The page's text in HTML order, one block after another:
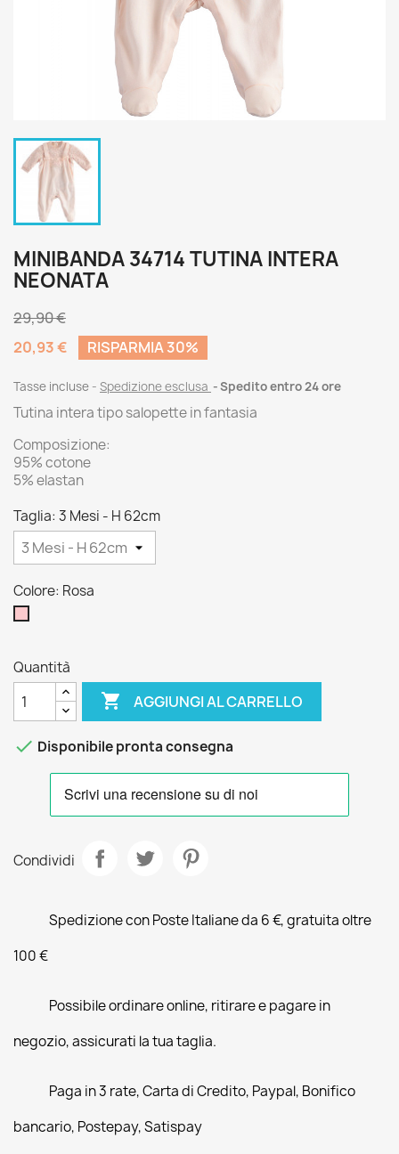
MINIBANDA 34714 TUTINA INTERA
NEONATA
29,90 €
20,93 €
RISPARMIA 30%
Tasse incluse Spedizione esclusa Spedito entro 24 ore
Tutina intera tipo salopette in fantasia
Composizione:
95% cotone
5% elastan
Taglia: 3 Mesi - H 62cm
Colore: Rosa
Quantità
 AGGIUNGI AL CARRELLO
 Disponibile pronta consegna
Condividi
Spedizione con Poste Italiane da 6 €, gratuita oltre
100 €
Possibile ordinare online, ritirare e pagare in
negozio, assicurati la tua taglia.
Paga in 3 rate, Carta di Credito, Paypal, Bonifico
bancario, Postepay, Satispay